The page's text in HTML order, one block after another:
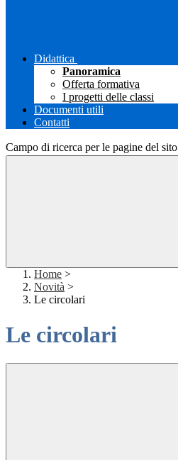
Didattica
Panoramica
Offerta formativa
I progetti delle classi
Documenti utili
Contatti
Campo di ricerca per le pagine del sito
Home >
Novità >
Le circolari
Le circolari